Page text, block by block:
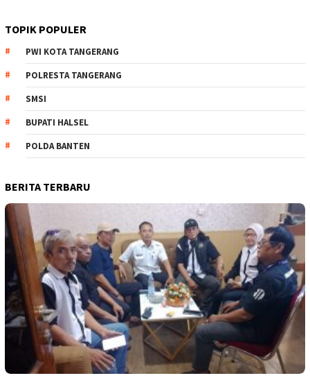
TOPIK POPULER
PWI KOTA TANGERANG
POLRESTA TANGERANG
SMSI
BUPATI HALSEL
POLDA BANTEN
BERITA TERBARU